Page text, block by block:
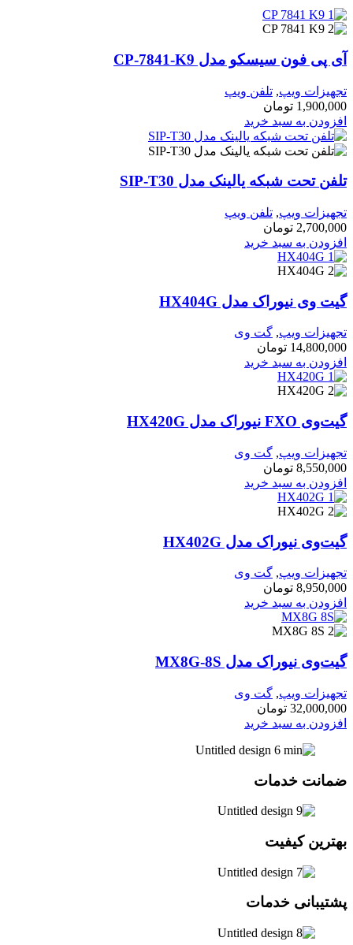
آی پی فون سیسکو مدل CP-7841-K9
تجهیزات ویپ, تلفن ویپ
1,900,000 تومان
افزودن به سبد خرید
تلفن تحت شبکه یالینک مدل SIP-T30
تجهیزات ویپ, تلفن ویپ
2,700,000 تومان
افزودن به سبد خرید
گیت وی نیوراک مدل HX404G
تجهیزات ویپ, گت وی
14,800,000 تومان
افزودن به سبد خرید
گیت‌وی FXO نیوراک مدل HX420G
تجهیزات ویپ, گت وی
8,550,000 تومان
افزودن به سبد خرید
گیت‌وی نیوراک مدل HX402G
تجهیزات ویپ, گت وی
8,950,000 تومان
افزودن به سبد خرید
گیت‌وی نیوراک مدل MX8G-8S
تجهیزات ویپ, گت وی
32,000,000 تومان
افزودن به سبد خرید
ضمانت خدمات
بهترین کیفیت
پشتیبانی خدمات